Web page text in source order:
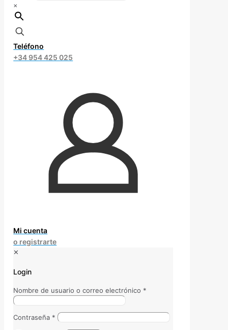
×
Teléfono
+34 954 425 025
Mi cuenta
o registrarte
✕
Login
Nombre de usuario o correo electrónico *
Contraseña *